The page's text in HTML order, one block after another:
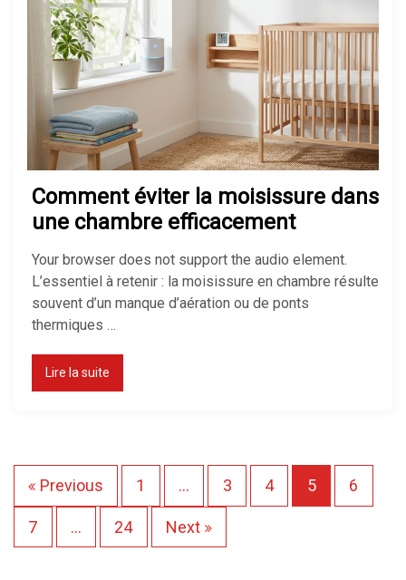
Comment éviter la moisissure dans
une chambre efficacement
Your browser does not support the audio element.
L’essentiel à retenir : la moisissure en chambre résulte
souvent d’un manque d’aération ou de ponts
thermiques …
Lire la suite
a
Previous 1 … 3 4 5 6
7 … 24 Next